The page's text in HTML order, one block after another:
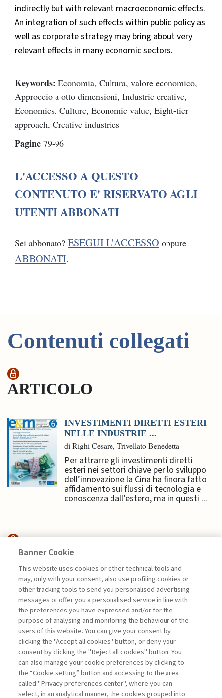
indirectly but with relevant macroeconomic effects.
An integration of such effects within public policy as
well as corporate strategy may bring about very
relevant effects in many economic sectors.
Keywords: Economia, Cultura, valore economico,
Approccio a otto dimensioni, Industrie creative,
Economics, Culture, Economic value, Eight-tier
approach, Creative industries
Pagine 79-96
L'ACCESSO A QUESTO
CONTENUTO E' RISERVATO AGLI
UTENTI ABBONATI
Sei abbonato? ESEGUI L'ACCESSO oppure
ABBONATI.
Contenuti collegati
ARTICOLO
INVESTIMENTI DIRETTI ESTERI
NELLE INDUSTRIE ...
di Righi Cesare, Trivellato Benedetta
Per attrarre gli investimenti diretti
esteri nei settori chiave per lo sviluppo
dell’innovazione la Cina ha finora fatto
affidamento sui flussi di tecnologia e
conoscenza dall’estero, ma in questi ...
HIGHLIGHTS
CAPITALE DI RISCHIO: ASSET
CHIAVE PER ...
di Stefano Caselli
La consultazione dei libri è riservata esclusivamente
agli abbonati Premium
Legenda: Accedi Per registrati Per abbonati
Banner Cookie
This website uses cookies or other technical tools and
may, only with your consent, also use profiling cookies or
other tracking tools to send you personalised advertising
messages or offer you a personalised service in line with
the preferences you have expressed and/or for the
purpose of analysing and monitoring the behaviour of the
users of this website. You can give your consent by
clicking the "Accept all cookies" button, or deny your
consent by clicking the "Reject all cookies" button. You
can also manage your cookie preferences by clicking to
the “Cookie setting” button and accessing to the area
called "Privacy preferences center", where you can
select, in an analytical manner, the cookies grouped into